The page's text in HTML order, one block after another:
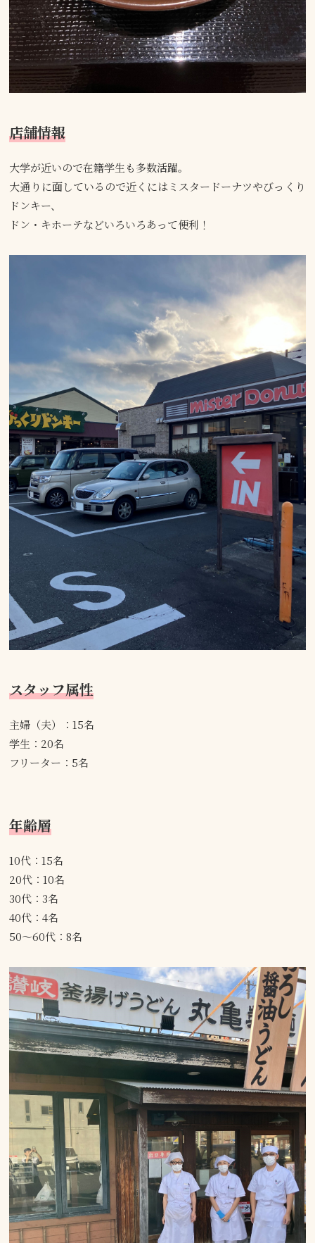
店舗情報
大学が近いので在籍学生も多数活躍。
大通りに面しているので近くにはミスタードーナツやびっくり
ドンキー、
ドン・キホーテなどいろいろあって便利！
スタッフ属性
主婦（夫）：15名
学生：20名
フリーター：5名
年齢層
10代：15名
20代：10名
30代：3名
40代：4名
50～60代：8名